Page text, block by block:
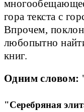
гора текста с
Впрочем,
любопытно
книг.
Одним словом:
"Серебряная